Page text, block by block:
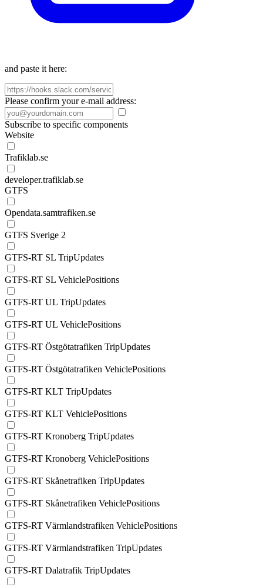
and paste it here:
Please confirm your e-mail address:
Subscribe to specific components
Website
Trafiklab.se
developer.trafiklab.se
GTFS
Opendata.samtrafiken.se
GTFS Sverige 2
GTFS-RT SL TripUpdates
GTFS-RT SL VehiclePositions
GTFS-RT UL TripUpdates
GTFS-RT UL VehiclePositions
GTFS-RT Östgötatrafiken TripUpdates
GTFS-RT Östgötatrafiken VehiclePositions
GTFS-RT KLT TripUpdates
GTFS-RT KLT VehiclePositions
GTFS-RT Kronoberg TripUpdates
GTFS-RT Kronoberg VehiclePositions
GTFS-RT Skånetrafiken TripUpdates
GTFS-RT Skånetrafiken VehiclePositions
GTFS-RT Värmlandstrafiken VehiclePositions
GTFS-RT Värmlandstrafiken TripUpdates
GTFS-RT Dalatrafik TripUpdates